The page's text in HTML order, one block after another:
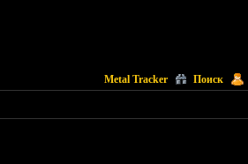
Metal Tracker Поиск